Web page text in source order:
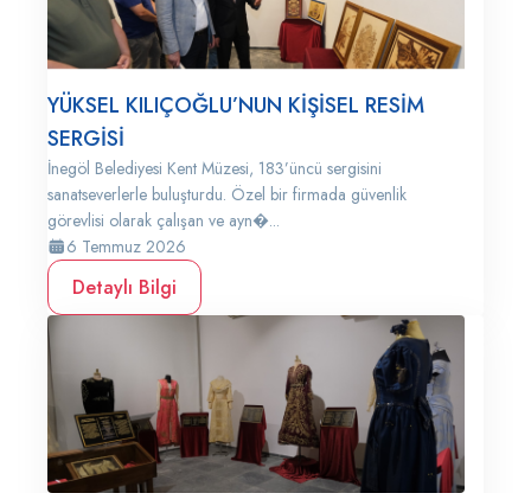
YÜKSEL KILIÇOĞLU’NUN KİŞİSEL RESİM
SERGİSİ
İnegöl Belediyesi Kent Müzesi, 183’üncü sergisini
sanatseverlerle buluşturdu. Özel bir firmada güvenlik
görevlisi olarak çalışan ve ayn�...
6 Temmuz 2026
Detaylı Bilgi